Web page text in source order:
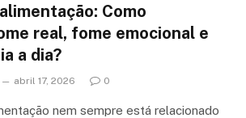
Como
real, fome emocional e
a dia?
abril 17, 2026 0
nem sempre está relacionado